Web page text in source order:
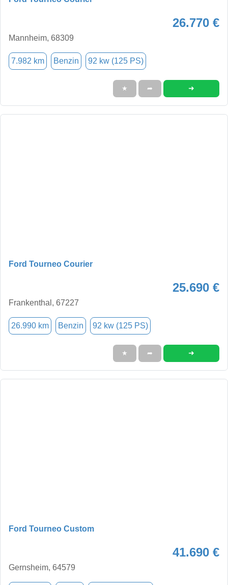
26.770 €
Mannheim, 68309
7.982 km Benzin 92 kw (125 PS)
★ ➦ ➜
Ford Tourneo Courier
25.690 €
Frankenthal, 67227
26.990 km Benzin 92 kw (125 PS)
★ ➦ ➜
Ford Tourneo Custom
41.690 €
Gernsheim, 64579